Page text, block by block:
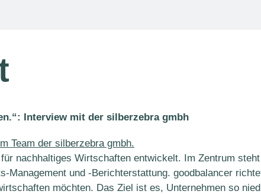
Interview mit der silberzebra gmbh
nachhaltiges Wirtschaften entwickelt. Im Zentrum
Management und -Berichterstattung. goodbalancer
möchten. Das Ziel ist es, Unternehmen so